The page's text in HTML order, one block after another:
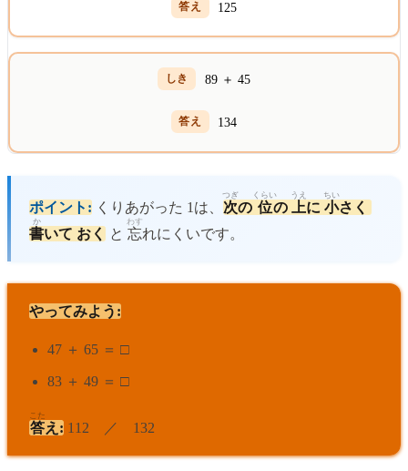
125
89 ＋ 45
134
ポイント: くりあがった 1は、 次
つぎ
の 位
くらい
の 上
うえ
に 小
ちい
さく
書
か
いて おく と 忘
わす
れにくいです。
やってみよう:
47 ＋ 65 ＝ □
83 ＋ 49 ＝ □
答
こた
え: 112 ／ 132